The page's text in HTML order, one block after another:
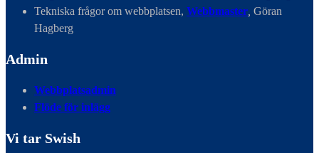
Tekniska frågor om webbplatsen, Webbmaster Göran
Hagberg
Admin
Webbplatsadmin
Flöde för inlägg
Vi tar Swish